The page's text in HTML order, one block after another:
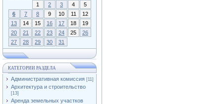
1
2 3 4
5
6
7 8 9 10 11
12
13
14 15 16 17 18
19
20
21 22 23 24 25
26
27
28 29 30 31
КАТЕГОРИИ РАЗДЕЛА
Административная комиссия [11]
Архитектура и строительство
[13]
Аренда земельных участков